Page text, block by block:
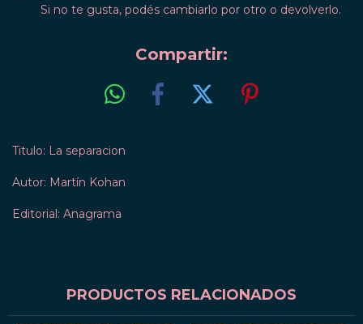
Si no te gusta, podés cambiarlo por otro o devolverlo.
Compartir:
Titulo: La separacion
Autor: Martín Kohan
Editorial: Anagrama
PRODUCTOS RELACIONADOS